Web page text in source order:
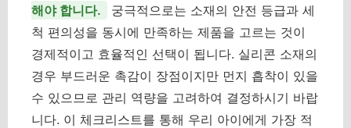
해야 합니다.
궁극적으로는 소재의 안전 등급과 세
척 편의성을 동시에 만족하는 제품을 고르는 것이
경제적이고 효율적인 선택이 됩니다. 실리콘 소재의
경우 부드러운 촉감이 장점이지만 먼지 흡착이 있을
수 있으므로 관리 역량을 고려하여 결정하시기 바랍
니다. 이 체크리스트를 통해 우리 아이에게 가장 적